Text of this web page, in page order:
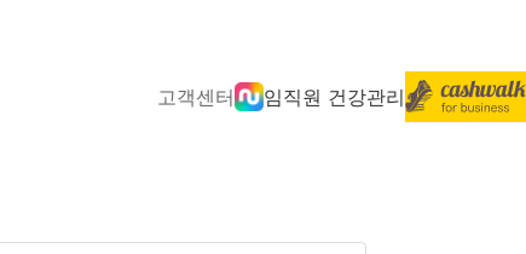
고객센터 임직원 건강관리